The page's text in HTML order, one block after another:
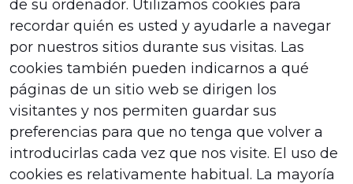
de su ordenador. Utilizamos cookies para
recordar quién es usted y ayudarle a navegar
por nuestros sitios durante sus visitas. Las
cookies también pueden indicarnos a qué
páginas de un sitio web se dirigen los
visitantes y nos permiten guardar sus
preferencias para que no tenga que volver a
introducirlas cada vez que nos visite. El uso de
cookies es relativamente habitual. La mayoría